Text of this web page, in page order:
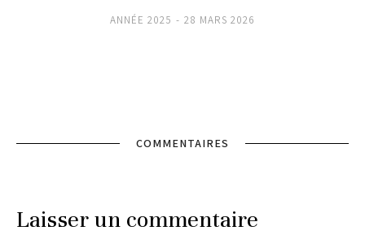
ANNÉE 2025 28 MARS 2026
COMMENTAIRES
Laisser un commentaire